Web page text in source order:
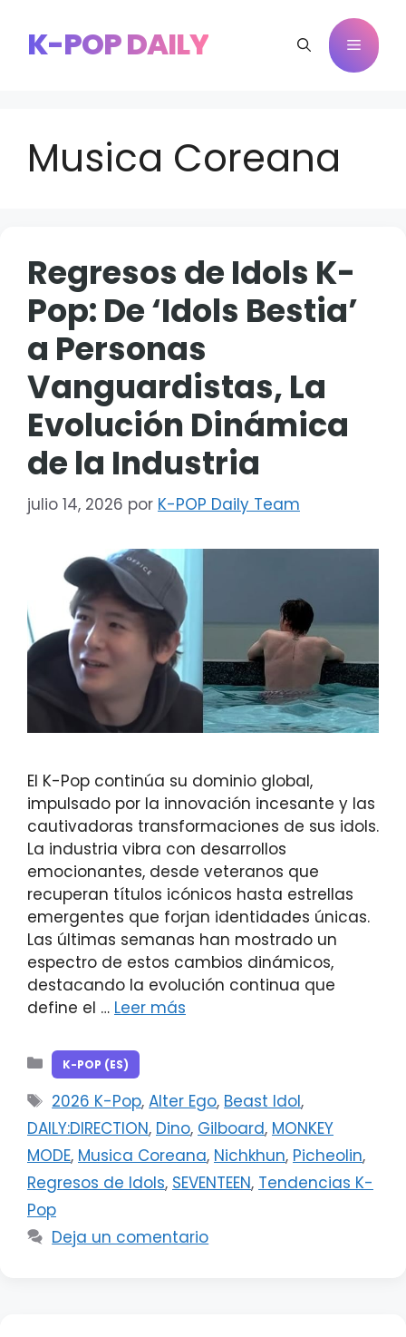
contenido
K-POP DAILY Menú
Musica Coreana
Regresos de Idols K-
Pop: De ‘Idols Bestia’
a Personas
Vanguardistas, La
Evolución Dinámica
de la Industria
julio 14, 2026 por K-POP Daily Team
El K-Pop continúa su dominio global,
impulsado por la innovación incesante y las
cautivadoras transformaciones de sus idols.
La industria vibra con desarrollos
emocionantes, desde veteranos que
recuperan títulos icónicos hasta estrellas
emergentes que forjan identidades únicas.
Las últimas semanas han mostrado un
espectro de estos cambios dinámicos,
destacando la evolución continua que
define el … Leer más
Categorías
K-POP (ES)
Etiquetas
2026 K-Pop,Alter Ego, Beast Idol,
DAILY:DIRECTION, Dino, Gilboard, MONKEY
MODE, Musica Coreana, Nichkhun, Picheolin,
Regresos de Idols, SEVENTEEN, Tendencias K-
Pop
Deja un comentario